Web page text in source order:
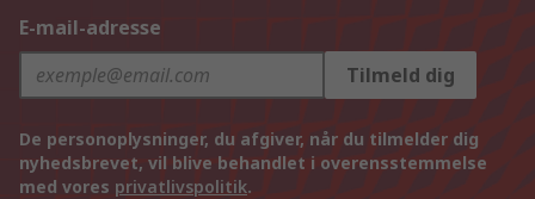
E-mail-adresse
Tilmeld dig
De personoplysninger, du afgiver, når du tilmelder dig
nyhedsbrevet, vil blive behandlet i overensstemmelse
med vores privatlivspolitik.